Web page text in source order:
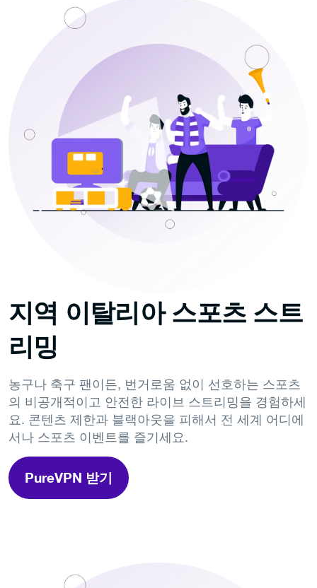
지역 이탈리아 스포츠 스트
리밍
농구나 축구 팬이든, 번거로움 없이 선호하는 스포츠
의 비공개적이고 안전한 라이브 스트리밍을 경험하세
요. 콘텐츠 제한과 블랙아웃을 피해서 전 세계 어디에
서나 스포츠 이벤트를 즐기세요.
PureVPN 받기